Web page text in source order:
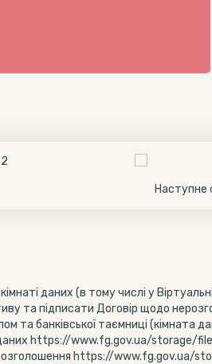
Наступне
даних (в тому числі у
та підписати Договір щодо
та банківської таємниці (кімната
даних https://www.fg.gov.ua/
https://www.fg.gov.ua/